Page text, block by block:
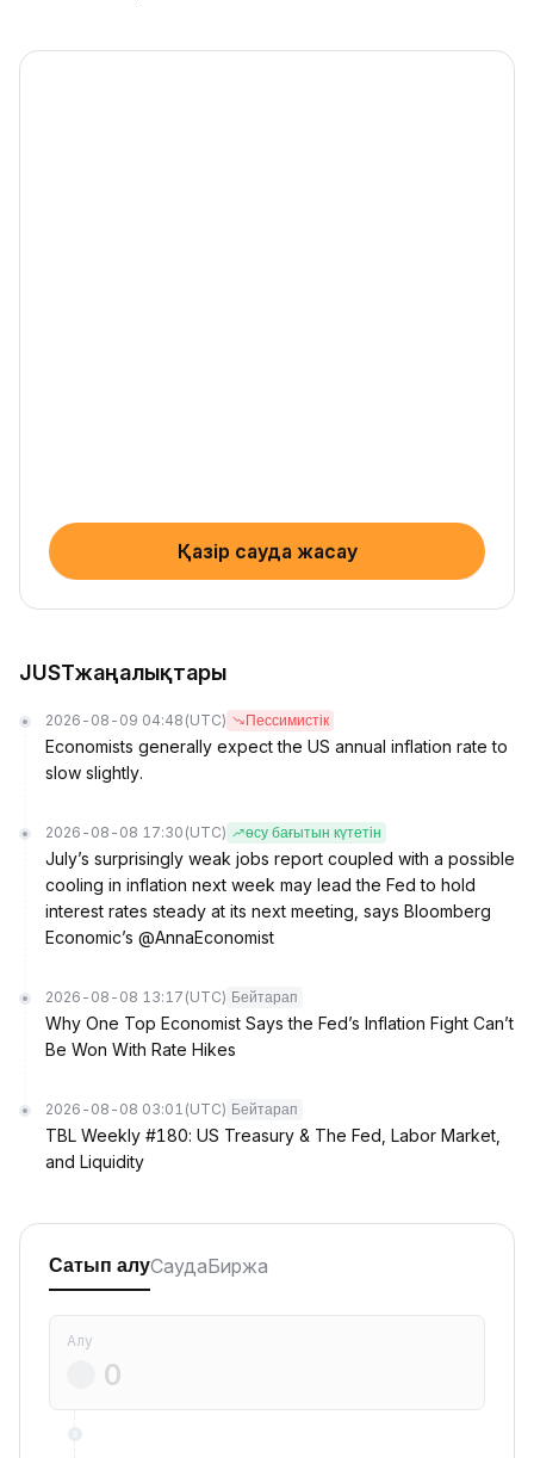
Қазір сауда жасау
JUSTжаңалықтары
2026-08-09 04:48 (UTC) Пессимистік
Economists generally expect the US annual inflation rate to
slow slightly.
2026-08-08 17:30 (UTC) өсу бағытын күтетін
July’s surprisingly weak jobs report coupled with a possible
cooling in inflation next week may lead the Fed to hold
interest rates steady at its next meeting, says Bloomberg
Economic’s @AnnaEconomist
2026-08-08 13:17 (UTC) Бейтарап
Why One Top Economist Says the Fed’s Inflation Fight Can’t
Be Won With Rate Hikes
2026-08-08 03:01 (UTC) Бейтарап
TBL Weekly #180: US Treasury & The Fed, Labor Market,
and Liquidity
Сатып алуСаудаБиржа
Алу